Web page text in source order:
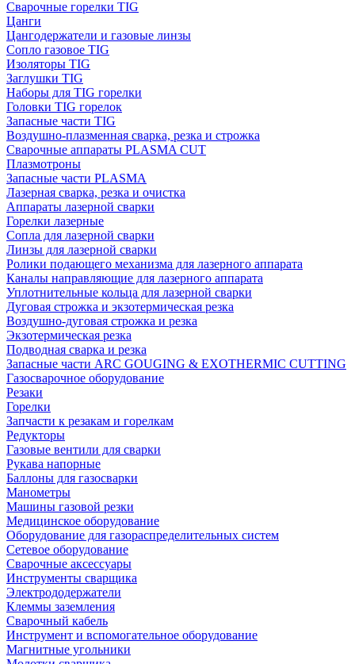
Сварочные горелки TIG
Цанги
Цангодержатели и газовые линзы
Сопло газовое TIG
Изоляторы TIG
Заглушки TIG
Наборы для TIG горелки
Головки TIG горелок
Запасные части TIG
Воздушно-плазменная сварка, резка и строжка
Сварочные аппараты PLASMA CUT
Плазмотроны
Запасные части PLASMA
Лазерная сварка, резка и очистка
Аппараты лазерной сварки
Горелки лазерные
Сопла для лазерной сварки
Линзы для лазерной сварки
Ролики подающего механизма для лазерного аппарата
Каналы направляющие для лазерного аппарата
Уплотнительные кольца для лазерной сварки
Дуговая строжка и экзотермическая резка
Воздушно-дуговая строжка и резка
Экзотермическая резка
Подводная сварка и резка
Запасные части ARC GOUGING & EXOTHERMIC CUTTING
Газосварочное оборудование
Резаки
Горелки
Запчасти к резакам и горелкам
Редукторы
Газовые вентили для сварки
Рукава напорные
Баллоны для газосварки
Манометры
Машины газовой резки
Медицинское оборудование
Оборудование для газораспределительных систем
Сетевое оборудование
Сварочные аксессуары
Инструменты сварщика
Электрододержатели
Клеммы заземления
Сварочный кабель
Инструмент и вспомогательное оборудование
Магнитные угольники